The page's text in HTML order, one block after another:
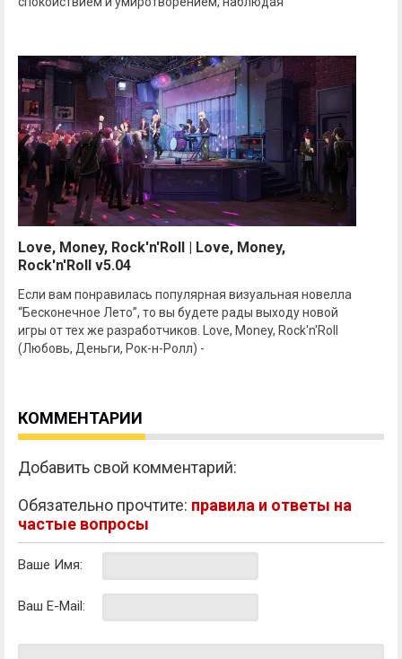
Love, Money, Rock'n'Roll | Love, Money,
Rock'n'Roll v5.04
Если вам понравилась популярная визуальная новелла
“Бесконечное Лето”, то вы будете рады выходу новой
игры от тех же разработчиков. Love, Money, Rock'n'Roll
(Любовь, Деньги, Рок-н-Ролл) -
КОММЕНТАРИИ
Добавить свой комментарий:
Обязательно прочтите: правила и ответы на
частые вопросы
Ваше Имя:
Ваш E-Mail: